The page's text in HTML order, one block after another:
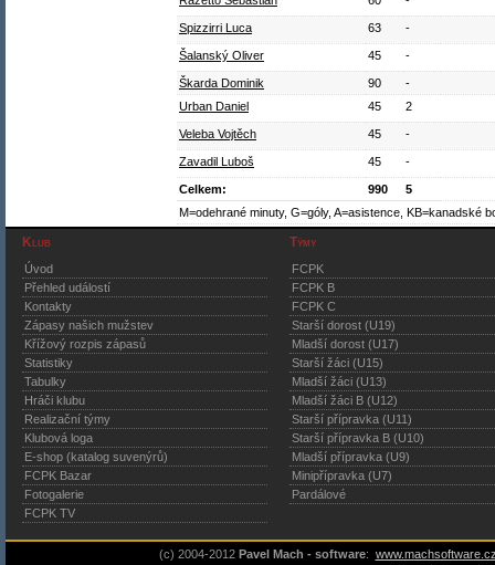
Spizzirri Luca 63 -
Šalanský Oliver 45 -
Škarda Dominik 90
-
Urban Daniel
45 2
Veleba Vojtěch 45 -
Zavadil Luboš 45 -
Celkem: 990
5
M=odehrané minuty, G=góly, A=asistence, KB=kanadské
Klub
Úvod
Přehled událostí
Kontakty
Zápasy našich mužstev
Křížový rozpis zápasů
Statistiky
Tabulky
Hráči klubu
Realizační týmy
Klubová loga
E-shop (katalog suvenýrů)
FCPK Bazar
Fotogalerie
FCPK TV
Týmy
FCPK
FCPK B
FCPK C
Starší dorost (U19)
Mladší dorost (U17)
Starší žáci (U15)
Mladší žáci (U13)
Mladší žáci B (U12)
Starší přípravka (U11)
Starší přípravka B (U10)
Mladší přípravka (U9)
Minipřípravka (U7)
Pardálové
(c) 2004-2012 Pavel Mach - software: